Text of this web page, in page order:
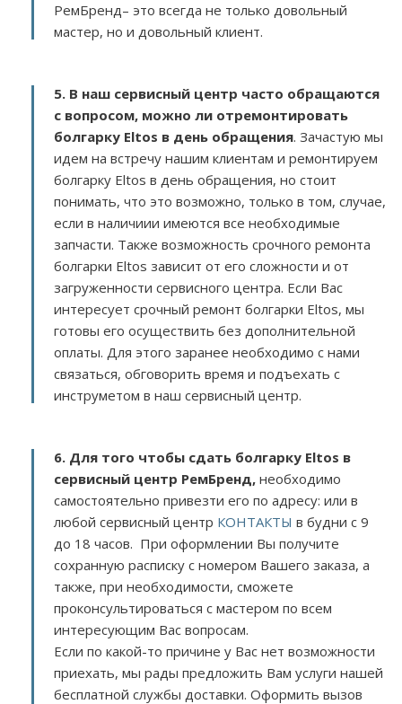
РемБренд– это всегда не только довольный
мастер, но и довольный клиент.
5. В наш сервисный центр часто обращаются
с вопросом, можно ли отремонтировать
болгарку Eltos в день обращения. Зачастую мы
идем на встречу нашим клиентам и ремонтируем
болгарку Eltos в день обращения, но стоит
понимать, что это возможно, только в том, случае,
если в наличиии имеются все необходимые
запчасти. Также возможность срочного ремонта
болгарки Eltos зависит от его сложности и от
загруженности сервисного центра. Если Вас
интересует срочный ремонт болгарки Eltos, мы
готовы его осуществить без дополнительной
оплаты. Для этого заранее необходимо с нами
связаться, обговорить время и подъехать с
инструметом в наш сервисный центр.
6. Для того чтобы сдать болгарку Eltos в
сервисный центр РемБренд, необходимо
самостоятельно привезти его по адресу: или в
любой сервисный центр КОНТАКТЫ в будни с 9
до 18 часов. При оформлении Вы получите
сохранную расписку с номером Вашего заказа, а
также, при необходимости, сможете
проконсультироваться с мастером по всем
интересующим Вас вопросам.
Если по какой-то причине у Вас нет возможности
приехать, мы рады предложить Вам услуги нашей
бесплатной службы доставки. Оформить вызов